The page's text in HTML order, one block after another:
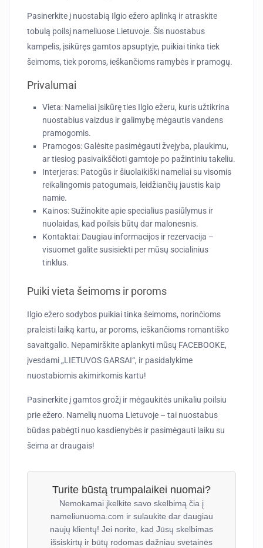
Pasinerkite į nuostabią Ilgio ežero aplinką ir atraskite
tobulą poilsį nameliuose Lietuvoje. Šis nuostabus
kampelis, įsikūręs gamtos apsuptyje, puikiai tinka tiek
šeimoms, tiek poroms, ieškančioms ramybės ir pramogų.
Privalumai
Vieta: Nameliai įsikūrę ties Ilgio ežeru, kuris užtikrina
nuostabius vaizdus ir galimybę mėgautis vandens
pramogomis.
Pramogos:Galėsite pasimėgauti žvejyba, plaukimu,
ar tiesiog pasivaikščioti gamtoje po pažintiniu takeliu.
Interjeras: Patogūs ir šiuolaikiški nameliai su visomis
reikalingomis patogumais, leidžiančių jaustis kaip
namie.
Kainos:Sužinokite apie specialius pasiūlymus ir
nuolaidas, kad poilsis būtų dar malonesnis.
Kontaktai: Daugiau informacijos ir rezervacija –
visuomet galite susisiekti per mūsų socialinius
tinklus.
Puiki vieta šeimoms ir poroms
Ilgio ežero sodybos puikiai tinka šeimoms, norinčioms
praleisti laiką kartu, ar poroms, ieškančioms romantiško
savaitgalio. Nepamirškite aplankyti mūsų FACEBOOKE,
įvesdami „LIETUVOS GARSAI“, ir pasidalykime
nuostabiomis akimirkomis kartu!
Pasinerkite į gamtos grožį ir mėgaukitės unikaliu poilsiu
prie ežero. Namelių nuoma Lietuvoje – tai nuostabus
būdas pabėgti nuo kasdienybės ir pasimėgauti laiku su
šeima ar draugais!
Turite būstą trumpalaikei nuomai?
Nemokamai įkelkite savo skelbimą čia į
nameliunuoma.com ir sulaukite dar daugiau
naujų klientų! Jei norite, kad Jūsų skelbimas
išsiskirtų ir būtų rodomas dažniau svetainės